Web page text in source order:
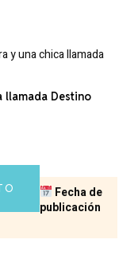
y una chica llamada
llamada Destino
Fecha de
publicación